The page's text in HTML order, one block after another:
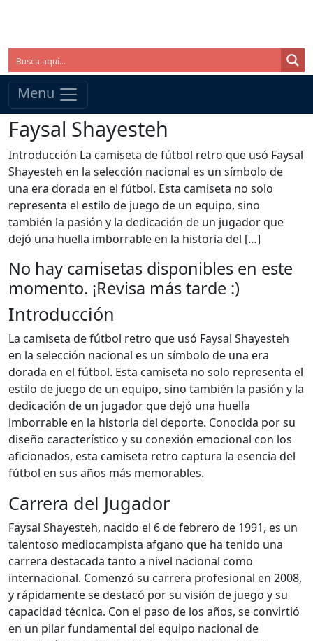
Menu
Faysal Shayesteh
Introducción La camiseta de fútbol retro que usó Faysal
Shayesteh en la selección nacional es un símbolo de
una era dorada en el fútbol. Esta camiseta no solo
representa el estilo de juego de un equipo, sino
también la pasión y la dedicación de un jugador que
dejó una huella imborrable en la historia del […]
No hay camisetas disponibles en este
momento. ¡Revisa más tarde :)
Introducción
La camiseta de fútbol retro que usó Faysal Shayesteh
en la selección nacional es un símbolo de una era
dorada en el fútbol. Esta camiseta no solo representa el
estilo de juego de un equipo, sino también la pasión y la
dedicación de un jugador que dejó una huella
imborrable en la historia del deporte. Conocida por su
diseño característico y su conexión emocional con los
aficionados, esta camiseta retro captura la esencia del
fútbol en sus años más memorables.
Carrera del Jugador
Faysal Shayesteh, nacido el 6 de febrero de 1991, es un
talentoso mediocampista afgano que ha tenido una
carrera destacada tanto a nivel nacional como
internacional. Comenzó su carrera profesional en 2008,
y rápidamente se destacó por su visión de juego y su
capacidad técnica. Con el paso de los años, se convirtió
en un pilar fundamental del equipo nacional de